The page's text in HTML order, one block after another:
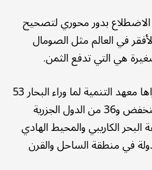
بدور محوري لتصحيح
في العالم مثل الصومال
هي التي تدفع الثمن.
وشملت الدراسة التي أجراها معهد التنمية لما وراء البحار 53
من الدول ذات الدخل المنخفض و36 من الدول الجزرية
الكاريبي والمحيط الهادي
الأطلسي، و17 دولة في منطقة الساحل والقرن